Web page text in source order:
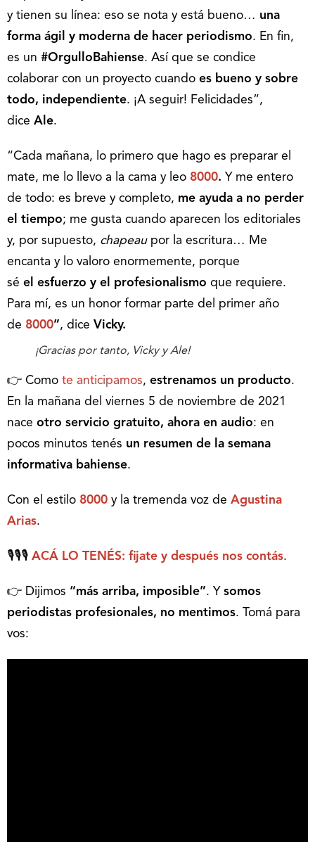
y tienen su línea: eso se nota y está bueno… una
forma ágil y moderna de hacer periodismo. En fin,
es un #OrgulloBahiense. Así que se condice
colaborar con un proyecto cuando es bueno y sobre
todo, independiente. ¡A seguir! Felicidades”,
dice Ale.
“Cada mañana, lo primero que hago es preparar el
mate, me lo llevo a la cama y leo 8000. Y me entero
de todo: es breve y completo, me ayuda a no perder
el tiempo; me gusta cuando aparecen los editoriales
y, por supuesto, chapeau por la escritura… Me
encanta y lo valoro enormemente, porque
sé el esfuerzo y el profesionalismo que requiere.
Para mí, es un honor formar parte del primer año
de 8000”, dice Vicky.
¡Gracias por tanto, Vicky y Ale!
👉 Como te anticipamos, estrenamos un producto.
En la mañana del viernes 5 de noviembre de 2021
nace otro servicio gratuito, ahora en audio: en
pocos minutos tenés un resumen de la semana
informativa bahiense.
Con el estilo 8000 y la tremenda voz de Agustina
Arias.
🎙🎙🎙 ACÁ LO TENÉS: fijate y después nos contás.
👉 Dijimos “más arriba, imposible”. Y somos
periodistas profesionales, no mentimos. Tomá para
vos: